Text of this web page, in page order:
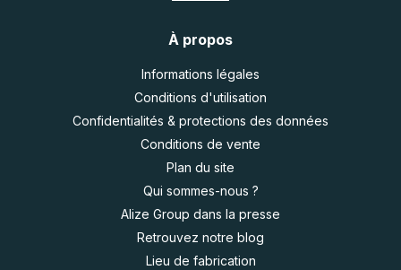
À propos
Informations légales
Conditions d'utilisation
Confidentialités & protections des données
Conditions de vente
Plan du site
Qui sommes-nous ?
Alize Group dans la presse
Retrouvez notre blog
Lieu de fabrication